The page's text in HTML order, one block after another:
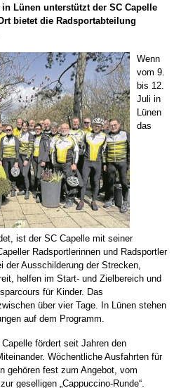
Lünen unterstützt der SC Capelle
bietet die Radsportabteilung
Wenn
vom 9.
bis 12.
Juli in
Lünen
das
ist der SC Capelle mit seiner
Radsportlerinnen und Radsportler
der Ausschilderung der Strecken,
helfen im Start- und Zielbereich und
für Kinder. Das
über vier Tage. In Lünen stehen
auf dem Programm.
fördert seit Jahren den
Wöchentliche Ausfahrten für
gehören fest zum Angebot, vom
geselligen „Cappuccino-Runde“.